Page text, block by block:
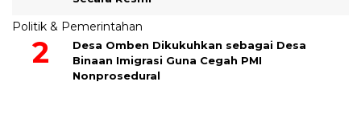
Politik & Pemerintahan
Desa Omben Dikukuhkan sebagai Desa
Binaan Imigrasi Guna Cegah PMI
Nonprosedural